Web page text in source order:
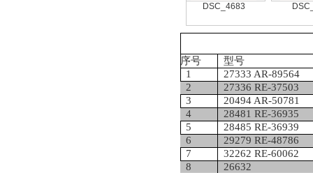
DSC_4683
序号
型号
1
27333 AR-89564
2
27336 RE-37503
3
20494 AR-50781
4
28481 RE-36935
5
28485 RE-36939
6
29279 RE-48786
7
32262 RE-60062
8
26632